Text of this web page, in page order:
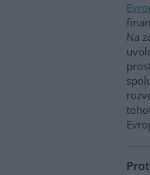
Na